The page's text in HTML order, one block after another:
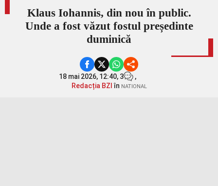
Klaus Iohannis, din nou în public.
Unde a fost văzut fostul președinte
duminică
18 mai 2026, 12:40, 3
,
Redacția BZI în NATIONAL